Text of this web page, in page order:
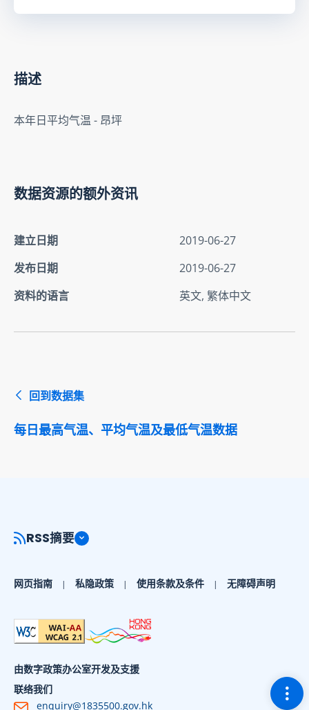
描述
本年日平均气温 - 昂坪
数据资源的额外资讯
建立日期
2019-06-27
发布日期
2019-06-27
资料的语言
英文, 繁体中文
回到数据集
每日最高气温、平均气温及最低气温数据
切
RSS摘要
网页指南 私隐政策 使用条款及条件 无障碍声明
由数字政策办公室开发及支援
联络我们
enquiry@1835500.gov.hk